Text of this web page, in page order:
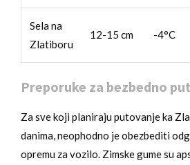
Sela na
Zlatiboru
12-15 cm -4°C
Preporuke za bezbedno
Za sve koji planiraju putovanje ka
danima, neophodno je obezbediti
opremu za vozilo. Zimske gume su